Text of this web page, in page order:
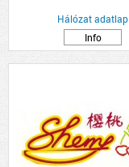
Hálózat adatlap
Info